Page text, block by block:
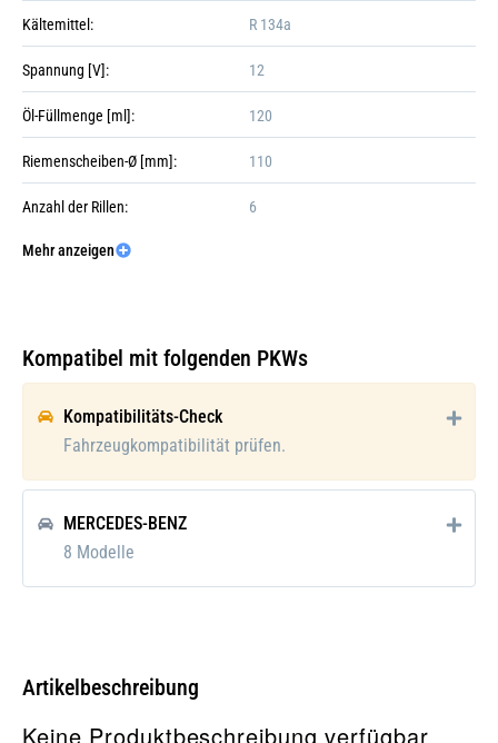
Kältemittel: R 134a
Spannung [V]: 12
Öl-Füllmenge [ml]: 120
Riemenscheiben-Ø [mm]: 110
Anzahl der Rillen: 6
Ergänzungsartikel/Ergänzende Info
Gewicht [kg]: 7,2
Pfand:
Mehr anzeigen
Kompatibel mit folgenden PKWs
Kompatibilitäts-Check
Fahrzeugkompatibilität prüfen.
MERCEDES-BENZ
8 Modelle
Artikelbeschreibung
Keine Produktbeschreibung verfügbar